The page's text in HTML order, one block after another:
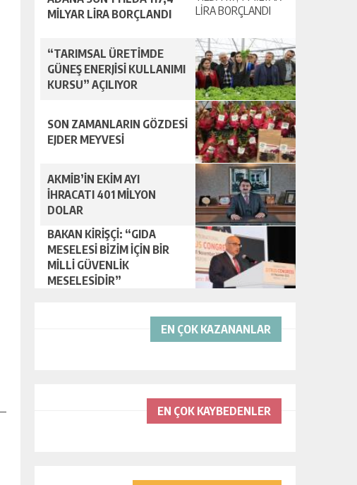
MİLYAR LİRA BORÇLANDI
“TARIMSAL ÜRETİMDE
GÜNEŞ ENERJİSİ KULLANIMI
KURSU” AÇILIYOR
SON ZAMANLARIN GÖZDESİ
EJDER MEYVESİ
AKMİB’İN EKİM AYI
İHRACATI 401 MİLYON
DOLAR
BAKAN KİRİŞÇİ: “GIDA
MESELESİ BİZİM İÇİN BİR
MİLLİ GÜVENLİK
MESELESİDİR”
EN ÇOK KAZANANLAR
EN ÇOK KAYBEDENLER